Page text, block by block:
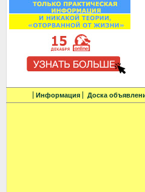
Информация Доска